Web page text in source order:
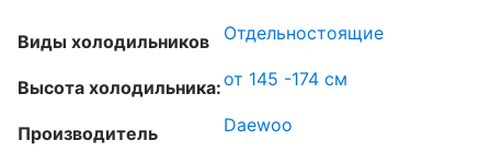
Виды холодильников Отдельностоящие
Высота холодильника:от 145 -174 см
Производитель Daewoo